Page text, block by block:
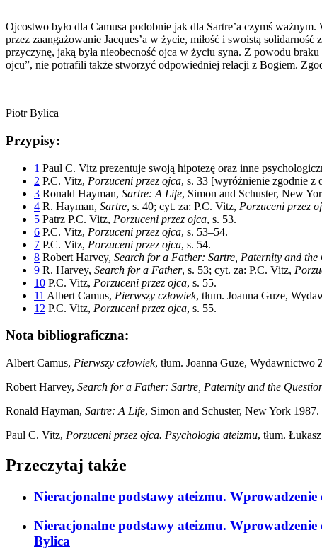
Ojcostwo było dla Camusa podobnie jak dla Sartre’a czymś
przez zaangażowanie Jacques’a w życie, miłość i swoistą
przyczynę, jaką była nieobecność ojca w życiu syna. Z powodu
ojcu”, nie potrafili także stworzyć odpowiedniej relacji z Bogiem.
Piotr Bylica
Przypisy:
1 Paul C. Vitz prezentuje swoją hipotezę oraz inne
2 P.C. Vitz, Porzuceni przez ojca, s. 33 [wyróżnienie zgodnie z
3 Ronald Hayman, Sartre: A Life, Simon and Schuster, New
4 R. Hayman, Sartre, s. 40; cyt. za: P.C. Vitz, Porzuceni przez
5 Patrz P.C. Vitz, Porzuceni przez ojca, s. 53.
6 P.C. Vitz, Porzuceni przez ojca, s. 53–54.
7 P.C. Vitz, Porzuceni przez ojca, s. 54.
8 Robert Harvey, Search for a Father: Sartre, Paternity and the
9 R. Harvey, Search for a Father, s. 53; cyt. za: P.C. Vitz,
10 P.C. Vitz, Porzuceni przez ojca, s. 55.
11 Albert Camus, Pierwszy człowiek, tłum. Joanna Guze,
12 P.C. Vitz, Porzuceni przez ojca, s. 55.
Nota bibliograficzna:
Albert Camus, Pierwszy człowiek, tłum. Joanna Guze,
Robert Harvey, Search for a Father: Sartre, Paternity and the
Ronald Hayman, Sartre: A Life, Simon and Schuster, New York 1987.
Paul C. Vitz, Porzuceni przez ojca. Psychologia ateizmu, tłum.
Przeczytaj także
Nieracjonalne podstawy ateizmu.
Nieracjonalne podstawy ateizmu.
Bylica